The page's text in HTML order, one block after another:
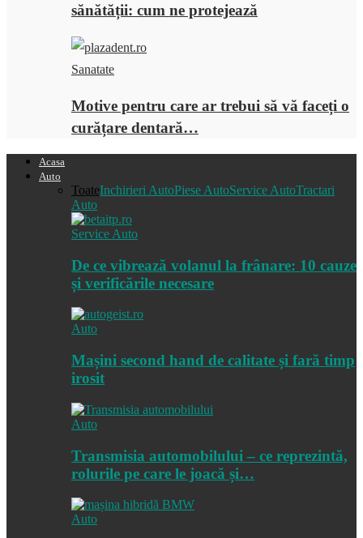
sănătății: cum ne protejează
Sanatate
Motive pentru care ar trebui să vă faceți o
curățare dentară…
Acasa
Auto
ToateInchirieri AutoPiese AutoService AutoTractari
Auto
Service Auto
De ce vibrează volanul la frânare: 10 cauze
și verificările necesare
Auto
Mașini second hand de calitate și fară timp
irosit
Auto
Transmisia automobilului – ce reprezintă,
rolurile pe care le joacă și…
Auto